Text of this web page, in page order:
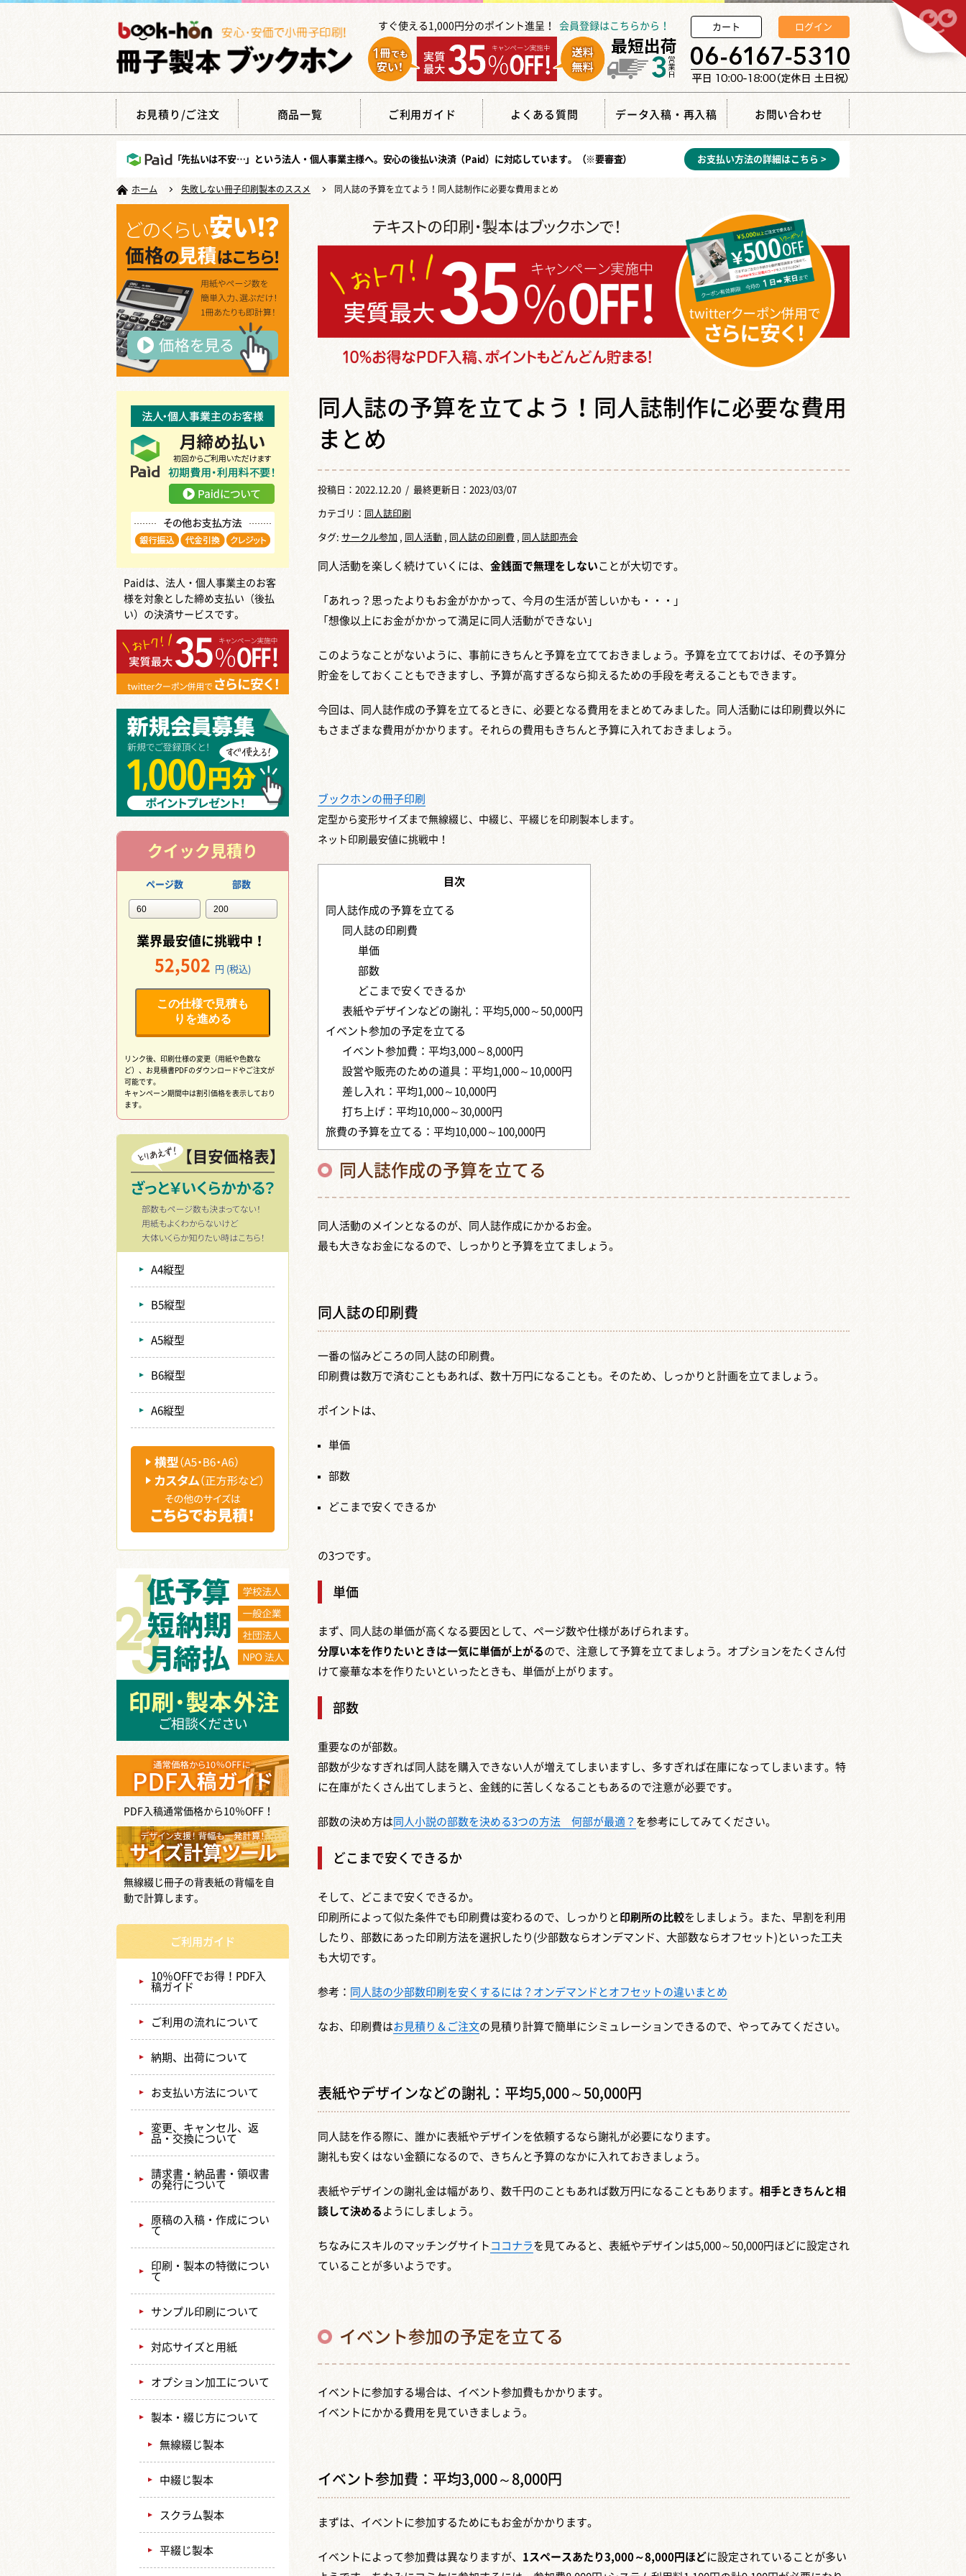
すぐ使える1,000円分のポイント進呈！ 会員登録はこちらから！ カート ログイン
お見積り/ご注文 商品一覧 ご利用ガイド よくある質問 データ入稿・再入稿 お問い合わせ
「先払いは不安…」という法人・個人事業主様へ。安心の後払い決済（Paid） に対応しています。（※要審査） お支払い方法の詳細はこちら >
ホーム 失敗しない冊子印刷製本のススメ 同人誌の予算を立てよう！同人誌制作に必要な費用まとめ
Paidは、法人・個人事業主のお客
様を対象とした締め支払い（後払
い）の決済サービスです。
クイック見積り
ページ数 部数
業界最安値に挑戦中！
52,502 円 (税込)
この仕様で見積も
りを進める
リンク後、印刷仕様の変更（用紙や色数な
ど）、 お見積書PDFのダウンロードやご注文が
可能です。
キャンペーン期間中は割引価格を表示しており
ます。
A4縦型
B5縦型
A5縦型
B6縦型
A6縦型
PDF入稿通常価格から10％OFF！
無線綴じ冊子の背表紙の背幅を自
動で計算します。
ご利用ガイド
10％OFFでお得！PDF入
稿ガイド
ご利用の流れについて
納期、出荷について
お支払い方法について
変更、キャンセル、返
品・交換について
請求書・納品書・領収書
の発行について
原稿の入稿・作成につい
て
印刷・製本の特徴につい
て
サンプル印刷について
対応サイズと用紙
オプション加工について
製本・綴じ方について
無線綴じ製本
中綴じ製本
スクラム製本
平綴じ製本
同人誌の予算を立てよう！同人誌制作に必要な費用
まとめ
投稿日： 2022.12.20 / 最終更新日：2023/03/07
カテゴリ： 同人誌印刷
タグ: サークル参加 同人活動 同人誌の印刷費 同人誌即売会
同人活動を楽しく続けていくには、 金銭面で無理をしない ことが大切です。
「あれっ？思ったよりもお金がかかって、今月の生活が苦しいかも・・・」
「想像以上にお金がかかって満足に同人活動ができない」
このようなことがないように、事前にきちんと予算を立てておきましょう。予算を立てておけば、その予算分
貯金をしておくこともできますし、予算が高すぎるなら抑えるための手段を考えることもできます。
今回は、同人誌作成の予算を立てるときに、必要となる費用をまとめてみました。同人活動には印刷費以外に
もさまざまな費用がかかります。それらの費用もきちんと予算に入れておきましょう。
ブックホンの冊子印刷
定型から変形サイズまで無線綴じ、中綴じ、平綴じを印刷製本します。
ネット印刷最安値に挑戦中！
目次
同人誌作成の予算を立てる
同人誌の印刷費
単価
部数
どこまで安くできるか
表紙やデザインなどの謝礼：平均5,000～50,000円
イベント参加の予定を立てる
イベント参加費：平均3,000～8,000円
設営や販売のための道具：平均1,000～10,000円
差し入れ：平均1,000～10,000円
打ち上げ：平均10,000～30,000円
旅費の予算を立てる：平均10,000～100,000円
同人誌作成の予算を立てる
同人活動のメインとなるのが、同人誌作成にかかるお金。
最も大きなお金になるので、しっかりと予算を立てましょう。
同人誌の印刷費
一番の悩みどころの同人誌の印刷費。
印刷費は数万で済むこともあれば、数十万円になることも。そのため、しっかりと計画を立てましょう。
ポイントは、
単価
部数
どこまで安くできるか
の3つです。
単価
まず、同人誌の単価が高くなる要因として、ページ数や仕様があげられます。
分厚い本を作りたいときは一気に単価が上がる ので、注意して予算を立てましょう。オプションをたくさん付
けて豪華な本を作りたいといったときも、単価が上がります。
部数
重要なのが部数。
部数が少なすぎれば同人誌を購入できない人が増えてしまいますし、多すぎれば在庫になってしまいます。特
に在庫がたくさん出てしまうと、金銭的に苦しくなることもあるので注意が必要です。
部数の決め方は 同人小説の部数を決める3つの方法 何部が最適？ を参考にしてみてください。
どこまで安くできるか
そして、どこまで安くできるか。
印刷所によって似た条件でも印刷費は変わるので、しっかりと 印刷所の比較をしましょう。また、早割を利用
したり、部数にあった印刷方法を選択したり(少部数ならオンデマンド、大部数ならオフセット)といった工夫
も大切です。
参考： 同人誌の少部数印刷を安くするには？オンデマンドとオフセットの違いまとめ
なお、印刷費はお見積り＆ご注文の見積り計算で簡単にシミュレーションできるので、やってみてください。
表紙やデザインなどの謝礼：平均5,000～50,000円
同人誌を作る際に、誰かに表紙やデザインを依頼するなら謝礼が必要になります。
謝礼も安くはない金額になるので、きちんと予算のなかに入れておきましょう。
表紙やデザインの謝礼金は幅があり、数千円のこともあれば数万円になることもあります。 相手ときちんと相
談して決める ようにしましょう。
ちなみにスキルのマッチングサイト ココナラ を見てみると、表紙やデザインは5,000～50,000円ほどに設定され
ていることが多いようです。
イベント参加の予定を立てる
イベントに参加する場合は、イベント参加費もかかります。
イベントにかかる費用を見ていきましょう。
イベント参加費：平均3,000～8,000円
まずは、イベントに参加するためにもお金がかかります。
イベントによって参加費は異なりますが、 1スペースあたり3,000～8,000円ほどに設定されていることが多い